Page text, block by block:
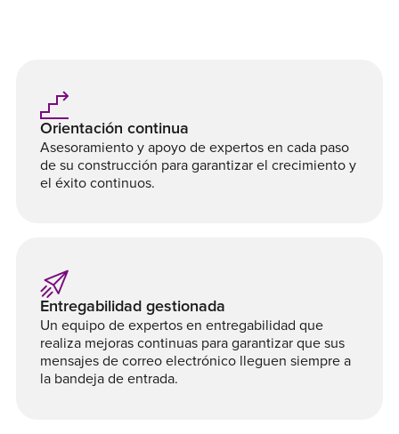
Orientación continua
Asesoramiento y apoyo de expertos en cada paso
de su construcción para garantizar el crecimiento y
el éxito continuos.
Entregabilidad gestionada
Un equipo de expertos en entregabilidad que
realiza mejoras continuas para garantizar que sus
mensajes de correo electrónico lleguen siempre a
la bandeja de entrada.